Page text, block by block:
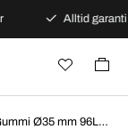
Alltid garanti
Bulova Marine Star Vit/Gummi Ø35 mm 96L324